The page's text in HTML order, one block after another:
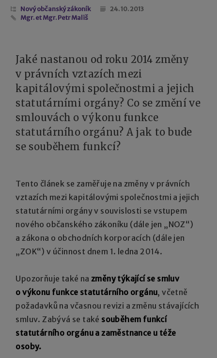
Nový občanský zákoník
24. 10. 2013
Mgr. et Mgr. Petr Mališ
Jaké nastanou od roku 2014 změny
v právních vztazích mezi
kapitálovými společnostmi a jejich
statutárními orgány? Co se změní ve
smlouvách o výkonu funkce
statutárního orgánu? A jak to bude
se souběhem funkcí?
Tento článek se zaměřuje na změny v právních
vztazích mezi kapitálovými společnostmi a jejich
statutárními orgány v souvislosti se vstupem
nového občanského zákoníku (dále jen „NOZ“)
a zákona o obchodních korporacích (dále jen
„ZOK“) v účinnost dnem 1. ledna 2014.
Upozorňuje také nazměny týkající se smluv
o výkonu funkce statutárního orgánu, včetně
požadavků na včasnou revizi a změnu stávajících
smluv. Zabývá se také souběhem funkcí
statutárního orgánu a zaměstnance u téže
osoby.